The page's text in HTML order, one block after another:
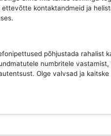
kontaktandmeid ja
põhjustada rahalist
numbritele vastamist,
Olge valvsad ja